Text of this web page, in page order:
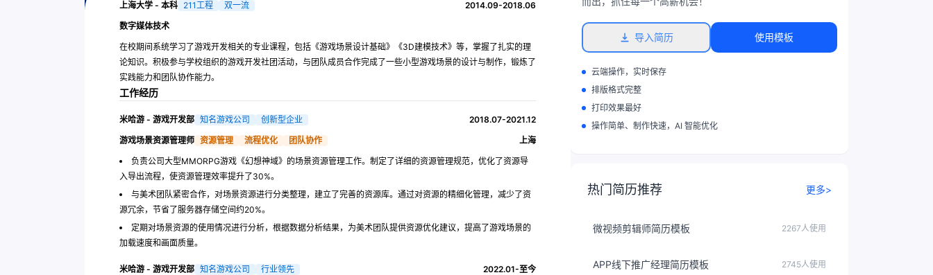
导入简历 使用模板
云端操作，实时保存
排版格式完整
打印效果最好
操作简单、制作快速，AI 智能优化
热门简历推荐 更多>
微视频剪辑师简历模板 2267人使用
APP线下推广经理简历模板 2745人使用
上海大学 - 本科 211工程 双一流
2014.09-2018.06
数字媒体技术
在校期间系统学习了游戏开发相关的专业课程，包括《游戏场景设计基础》《3D建模技术》等，掌握了扎实的理
论知识。积极参与学校组织的游戏开发社团活动，与团队成员合作完成了一些小型游戏场景的设计与制作，锻炼了
实践能力和团队协作能力。
工作经历
米哈游 - 游戏开发部 知名游戏公司 创新型企业
2018.07-2021.12
游戏场景资源管理师 资源管理 流程优化 团队协作
上海
负责公司大型MMORPG游戏《幻想神域》的场景资源管理工作。制定了详细的资源管理规范，优化了资源导
入导出流程，使资源管理效率提升了30%。
与美术团队紧密合作，对场景资源进行分类整理，建立了完善的资源库。通过对资源的精细化管理，减少了资
源冗余，节省了服务器存储空间约20%。
定期对场景资源的使用情况进行分析，根据数据分析结果，为美术团队提供资源优化建议，提高了游戏场景的
加载速度和画面质量。
米哈游 - 游戏开发部 知名游戏公司 行业领先
2022.01-至今